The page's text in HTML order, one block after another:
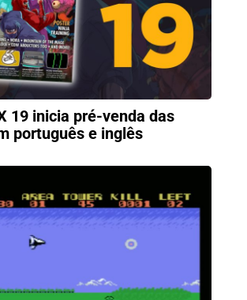
19 inicia pré-venda das
português e inglês